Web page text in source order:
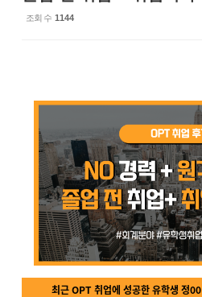
조회 수 1144
최근 OPT 취업에 성공한 유학생 정